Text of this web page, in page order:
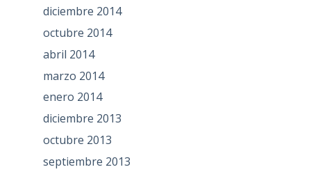
diciembre 2014
octubre 2014
abril 2014
marzo 2014
enero 2014
diciembre 2013
octubre 2013
septiembre 2013